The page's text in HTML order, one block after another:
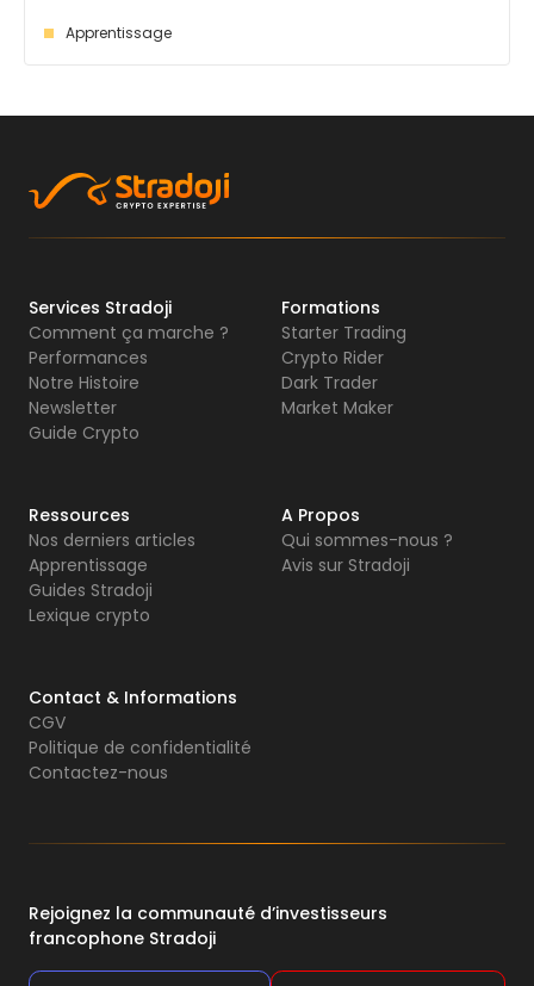
Apprentissage
Services Stradoji
Comment ça marche ?
Performances
Notre Histoire
Newsletter
Guide Crypto
Formations
Starter Trading
Crypto Rider
Dark Trader
Market Maker
Ressources
Nos derniers articles
Apprentissage
Guides Stradoji
Lexique crypto
A Propos
Qui sommes-nous ?
Avis sur Stradoji
Contact & Informations
CGV
Politique de confidentialité
Contactez-nous
Rejoignez la communauté d’investisseurs
francophone Stradoji